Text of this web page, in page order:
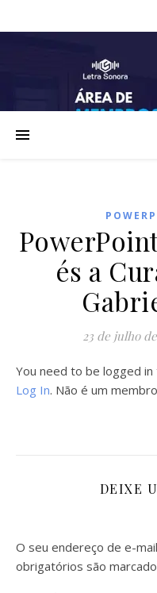
és a
23 de julho
You need to be logged
Log In. Não é um
DEIXE
O seu endereço de e-
obrigatórios são